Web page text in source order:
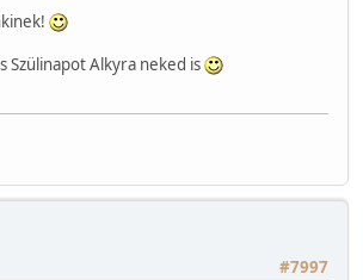
Szülinapot Alkyra neked is
#7997